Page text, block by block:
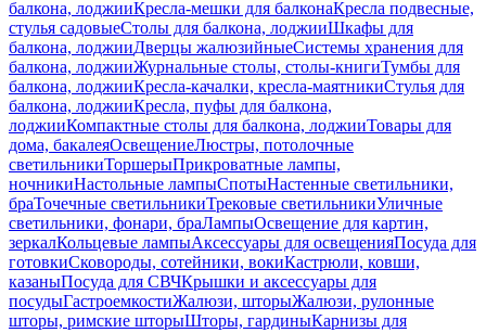
балкона, лоджииКресла-мешки для балконаКресла подвесные,
стулья садовыеСтолы для балкона, лоджииШкафы для
балкона, лоджииДверцы жалюзийныеСистемы хранения для
балкона, лоджииЖурнальные столы, столы-книгиТумбы для
балкона, лоджииКресла-качалки, кресла-маятникиСтулья для
балкона, лоджииКресла, пуфы для балкона,
лоджииКомпактные столы для балкона, лоджииТовары для
дома, бакалеяОсвещениеЛюстры, потолочные
светильникиТоршерыПрикроватные лампы,
ночникиНастольные лампыСпотыНастенные светильники,
браТочечные светильникиТрековые светильникиУличные
светильники, фонари, браЛампыОсвещение для картин,
зеркалКольцевые лампыАксессуары для освещенияПосуда для
готовкиСковороды, сотейники, вокиКастрюли, ковши,
казаныПосуда для СВЧКрышки и аксессуары для
посудыГастроемкостиЖалюзи, шторыЖалюзи, рулонные
шторы, римские шторыШторы, гардиныКарнизы для